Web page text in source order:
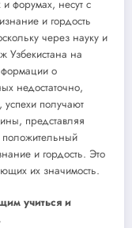
форумах, несут с
и гордость
через науку и
Узбекистана на
о
недостаточно,
успехи получают
представляя
положительный
и гордость. Это
их значимость.
учиться и